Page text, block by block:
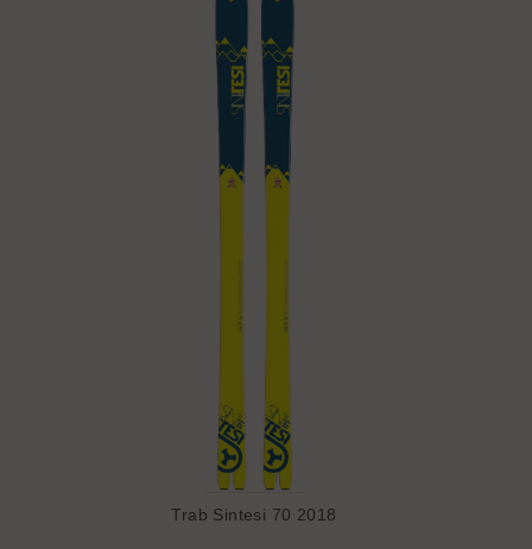
Trab Sintesi 70 2018